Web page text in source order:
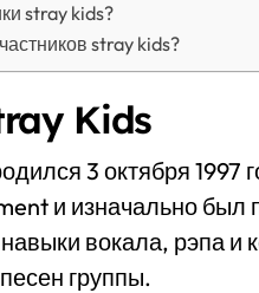
stray kids?
stray kids?
Kids
3 октября 1997
и изначально был
вокала, рэпа и
группы.